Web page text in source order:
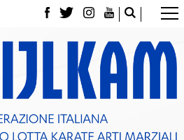
Federazione
Contatti
Affiliazioni e Tesseramenti
con più di 100 atleti
tesserati